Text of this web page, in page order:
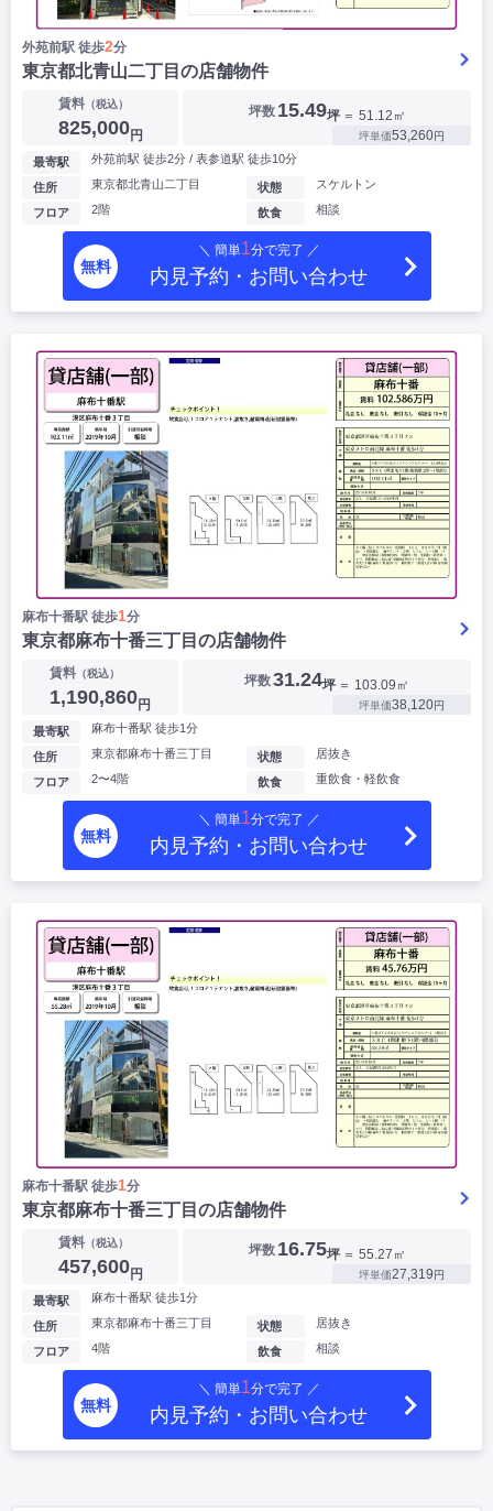
外苑前駅 徒歩2分
東京都北青山二丁目の店舗物件
賃料（税込）
825,000円
坪数 15.49坪 ＝ 51.12㎡
坪単価53,260円
最寄駅 外苑前駅 徒歩2分 / 表参道駅 徒歩10分
住所 東京都北青山二丁目
フロア 2階
状態 スケルトン
飲食 相談
無料
＼ 簡単1分で完了 ／
内見予約・お問い合わせ
麻布十番駅 徒歩1分
東京都麻布十番三丁目の店舗物件
賃料 （税込）
1,190,860円
坪数31.24坪 ＝ 103.09㎡
坪単価38,120円
最寄駅 麻布十番駅 徒歩1分
住所 東京都麻布十番三丁目
フロア 2〜4階
状態 居抜き
飲食 重飲食・軽飲食
無料
＼ 簡単1分で完了 ／
内見予約・お問い合わせ
麻布十番駅 徒歩1分
東京都麻布十番三丁目の店舗物件
賃料（税込）
457,600円
坪数 16.75坪 ＝ 55.27㎡
坪単価27,319円
最寄駅 麻布十番駅 徒歩1分
住所 東京都麻布十番三丁目
フロア 4階
状態 居抜き
飲食 相談
無料
＼ 簡単1分で完了 ／
内見予約・お問い合わせ